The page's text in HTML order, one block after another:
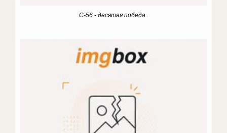
С-56 - десятая победа..